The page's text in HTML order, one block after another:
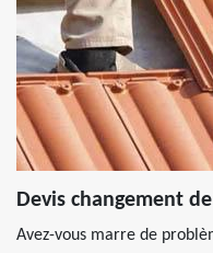
Devis changement
Avez-vous marre de